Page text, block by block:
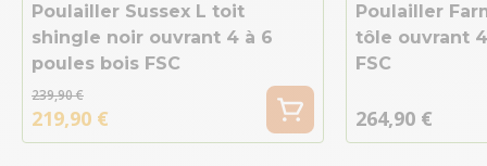
Poulailler Sussex L toit
shingle noir ouvrant 4 à 6
poules bois FSC
239,90 €
219,90 €
Poulailler
tôle ouvrant
FSC
264,90 €